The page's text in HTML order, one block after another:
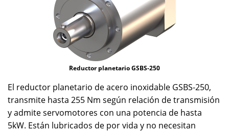
Reductor planetario GSBS-250
El reductor planetario de acero inoxidable GSBS-250,
transmite hasta 255 Nm según relación de transmisión
y admite servomotores con una potencia de hasta
5kW. Están lubricados de por vida y no necesitan